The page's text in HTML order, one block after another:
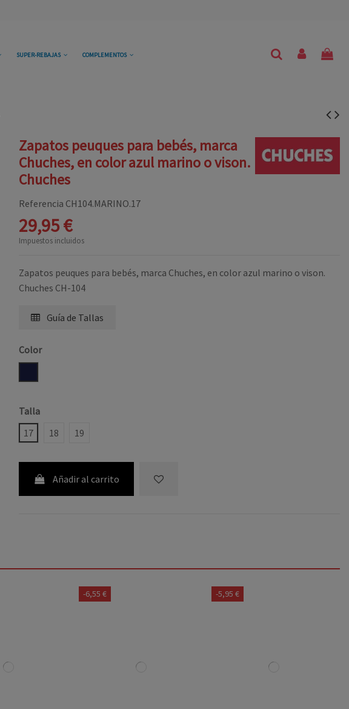
SUPER-REBAJAS COMPLEMENTOS
Zapatos peuques para bebés, marca
Chuches, en color azul marino o vison.
Chuches
Referencia CH104.MARINO.17
29,95 €
Impuestos incluidos
Zapatos peuques para bebés, marca Chuches, en color azul marino o vison.
Chuches CH-104
Guía de Tallas
Color
Talla
17
18 19
Añadir al carrito
-6,55 € -5,95 €